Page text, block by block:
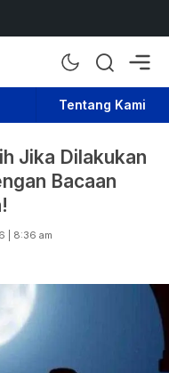
Tentang Kami
Jika Dilakukan
Bacaan
| 8:36 am